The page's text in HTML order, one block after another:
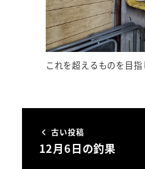
これを超えるものを目指
古い投稿
12月6日の釣果